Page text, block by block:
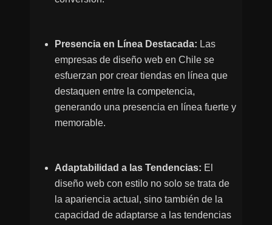
Presencia en Línea Destacada: Las
empresas de diseño web en Chile se
esfuerzan por crear tiendas en línea que
destaquen entre la competencia,
generando una presencia en línea fuerte y
memorable.
Adaptabilidad a las Tendencias: El
diseño web con estilo no solo se trata de
la apariencia actual, sino también de la
capacidad de adaptarse a las tendencias